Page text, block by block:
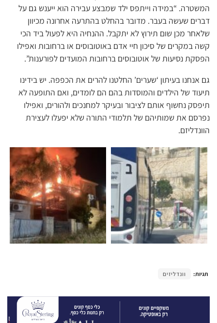
המשטרה. “במידה וייתפס ילד שמבצע עבירה הוא ייענש גם על
דברים שעשה בעבר. מדובר בהחלט בהתרעה אחרונה מכיוון
שלאחר מכן שום תירוץ לא יתקבל. ההנחיה היא לפעול ביד הכי
קשה במקרים של סיכון חיי אדם באוטובוסים או ברחובות ואפילו
הפסקת נסיעות של אוטובוסים ברחובות המועדים לפורענות”.
גם אנחנו בעיתון ‘שערים’ החלטנו להרים את הכפפה. יש בידינו
תיעוד של הילדים והמוסדות בהם הם לומדים, ואם התופעה לא
תיפסק נחשוף אותם לציבור ובעיקר למחנכים ולהורים, ואפילו
נפרסם את שמותיהם של תלמודי התורה שלא יפעלו לעצירת
הוונדליזם.
תגיות: וונדליזים